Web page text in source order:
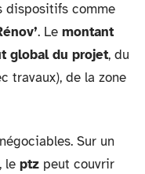
dispositifs comme
. Le montant
global du projet, du
travaux), de la zone
Sur un
le ptz peut couvrir